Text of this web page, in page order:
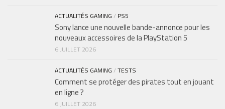
ACTUALITÉS GAMING / PS5
Sony lance une nouvelle bande-annonce pour les
nouveaux accessoires de la PlayStation 5
6 JUILLET 2026
ACTUALITÉS GAMING /TESTS
Comment se protéger des pirates tout en jouant
en ligne ?
6 JUILLET 2026